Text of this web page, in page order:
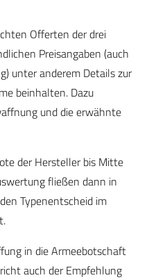
Offerten der drei
Preisangaben (auch
unter anderem Details zur
beinhalten. Dazu
und die erwähnte
der Hersteller bis Mitte
fließen dann in
Typenentscheid im
in die Armeebotschaft
auch der Empfehlung